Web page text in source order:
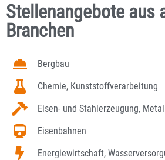
Stellenangebote aus
Branchen
Bergbau
Chemie, Kunststoffverarbeitung
Eisen- und Stahlerzeugung,
Eisenbahnen
Energiewirtschaft,